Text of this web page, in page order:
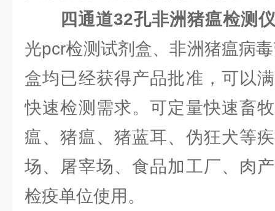
四通道32孔非洲猪瘟检测
光pcr检测试剂盒、非洲猪瘟病
盒均已经获得产品批准，可以
快速检测需求。可定量快速畜
瘟、猪瘟、猪蓝耳、伪狂犬等
场、屠宰场、食品加工厂、肉
检疫单位使用。